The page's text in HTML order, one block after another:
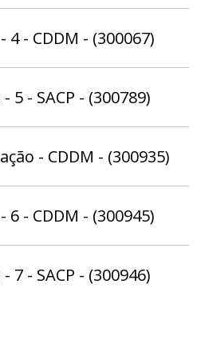
4 - CDDM - (300067)
5 - SACP - (300789)
- CDDM - (300935)
6 - CDDM - (300945)
7 - SACP - (300946)